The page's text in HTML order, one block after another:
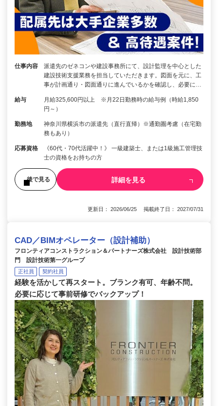
仕事内容
派遣先のゼネコンや建設事務所にて、設計監理を中心とした
建設技術支援業務を担当していただきます。図面を元に、工
事が計画通り・図面通りに進んでいるかを確認し、必要に…
給与
月給325,600円以上 ※月22日勤務時の給与例（時給1,850
円～）
勤務地
神奈川県横浜市の派遣先（直行直帰）※通勤圏考慮（在宅勤
務もあり）
応募資格
《60代・70代活躍中！》 一級建築士、または1級施工管理技
士の資格をお持ちの方
後で見る 詳細を見る
更新日： 2026/06/25 掲載終了日： 2027/07/31
CAD／BIMオペレーター（設計補助）
フロンティアコンストラクション＆パートナーズ株式会社 設計技術部
門 設計技術第一グループ
正社員 契約社員
経験を活かして再スタート。ブランク有可、年齢不問。
必要に応じて事前研修でバックアップ！